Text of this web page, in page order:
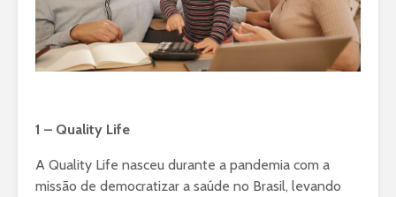
1 – Quality Life
A Quality Life nasceu durante a pandemia com a
missão de democratizar a saúde no Brasil, levando